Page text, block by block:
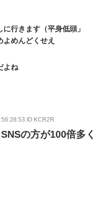
行きます（平身低頭」
めんどくせえ
よね
ID:KCR2R
の方が100倍多く